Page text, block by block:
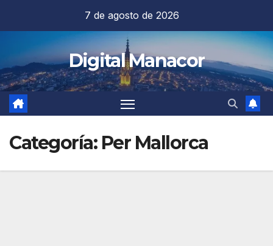
contenido
7 de agosto de 2026
Digital Manacor
Categoría: Per Mallorca